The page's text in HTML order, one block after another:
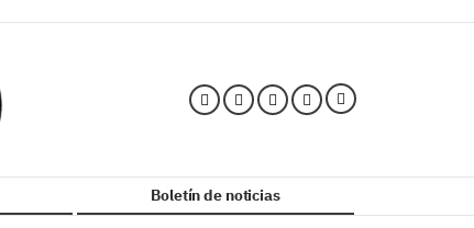
Boletín de noticias